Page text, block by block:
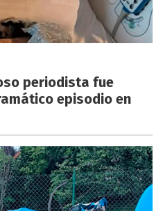
periodista fue
episodio en